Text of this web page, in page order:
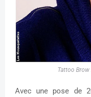
Tattoo Brow
Avec une pose de